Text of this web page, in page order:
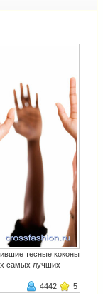
тесные коконы
самых лучших
4442 5